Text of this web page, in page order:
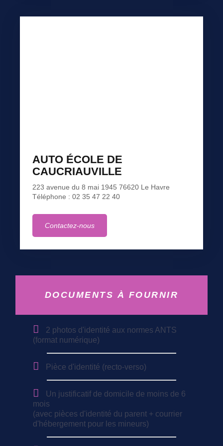
AUTO ÉCOLE DE
CAUCRIAUVILLE​
223 avenue du 8 mai 1945 76620 Le Havre
Téléphone : 02 35 47 22 40​
Contactez-nous
DOCUMENTS À FOURNIR
2 photos d'identité aux normes ANTS
(format numérique)
Pièce d'identité (recto-verso)
Un justificatif de domicile de moins de 6
mois
(avec pièces d'identité du parent + courrier
d'hébergement pour les mineurs)